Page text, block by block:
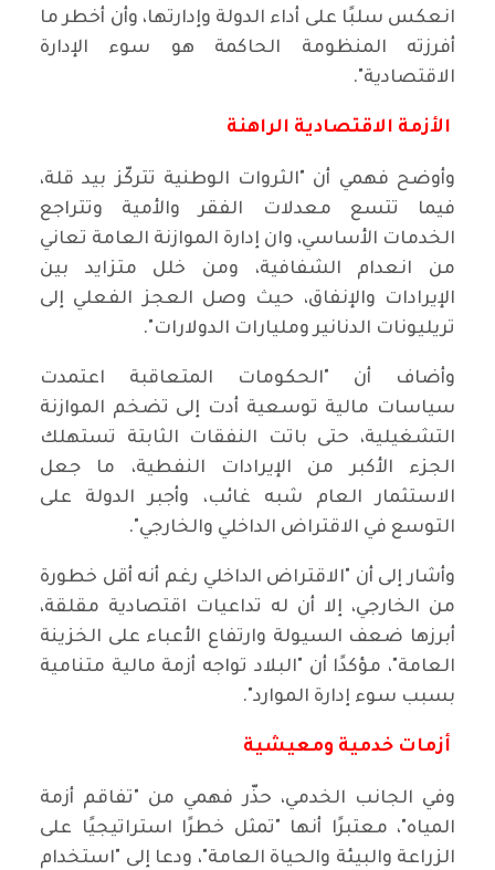
انعكس سلبًا على أداء الدولة وإدارتها، وأن أخطر ما
أفرزته المنظومة الحاكمة هو سوء الإدارة
الاقتصادية".
الأزمة الاقتصادية الراهنة
وأوضح فهمي أن "الثروات الوطنية تتركّز بيد قلة،
فيما تتسع معدلات الفقر والأمية وتتراجع
الخدمات الأساسي، وان إدارة الموازنة العامة تعاني
من انعدام الشفافية، ومن خلل متزايد بين
الإيرادات والإنفاق، حيث وصل العجز الفعلي إلى
تريليونات الدنانير ومليارات الدولارات".
وأضاف أن "الحكومات المتعاقبة اعتمدت
سياسات مالية توسعية أدت إلى تضخم الموازنة
التشغيلية، حتى باتت النفقات الثابتة تستهلك
الجزء الأكبر من الإيرادات النفطية، ما جعل
الاستثمار العام شبه غائب، وأجبر الدولة على
التوسع في الاقتراض الداخلي والخارجي".
وأشار إلى أن "الاقتراض الداخلي رغم أنه أقل خطورة
من الخارجي، إلا أن له تداعيات اقتصادية مقلقة،
أبرزها ضعف السيولة وارتفاع الأعباء على الخزينة
العامة"، مؤكدًا أن "البلاد تواجه أزمة مالية متنامية
بسبب سوء إدارة الموارد".
أزمات خدمية ومعيشية
وفي الجانب الخدمي، حذّر فهمي من "تفاقم أزمة
المياه"، معتبرًا أنها "تمثل خطرًا استراتيجيًا على
الزراعة والبيئة والحياة العامة"، ودعا إلى "استخدام